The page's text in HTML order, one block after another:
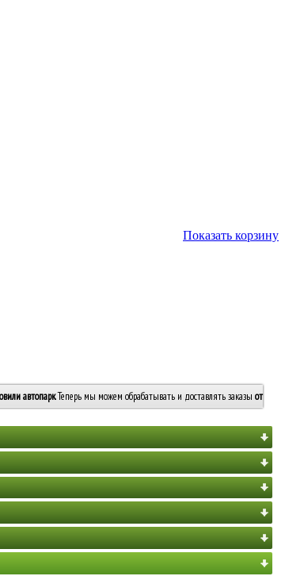
Показать корзину
автопарк. Теперь мы можем обрабатывать и доставлять заказы от